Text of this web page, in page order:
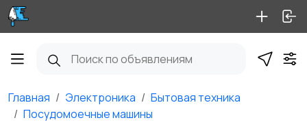
Главная Электроника
Бытовая техника
Посудомоечные машины